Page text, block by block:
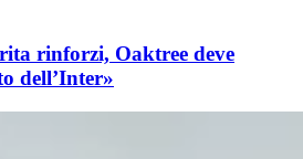
rinforzi, Oaktree deve
dell’Inter»